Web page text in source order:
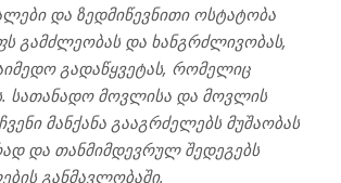
და ზედმიწევნითი ოსტატობა
გამძლეობას და ხანგრძლივობას,
გადაწყვეტას, რომელიც
სათანადო მოვლისა და მოვლის
მანქანა გააგრძელებს მუშაობას
და თანმიმდევრულ შედეგებს
განმავლობაში.